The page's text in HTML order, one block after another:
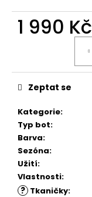
1 990 Kč
Kategorie:
Typ bot:
Barva:
Sezóna:
Užití:
Vlastnosti:
? Tkaničky:
Zeptat se
u
č
m
e
SUEDE
(VELOUR)
NUBUCK
SPRAY
200
ML,
01